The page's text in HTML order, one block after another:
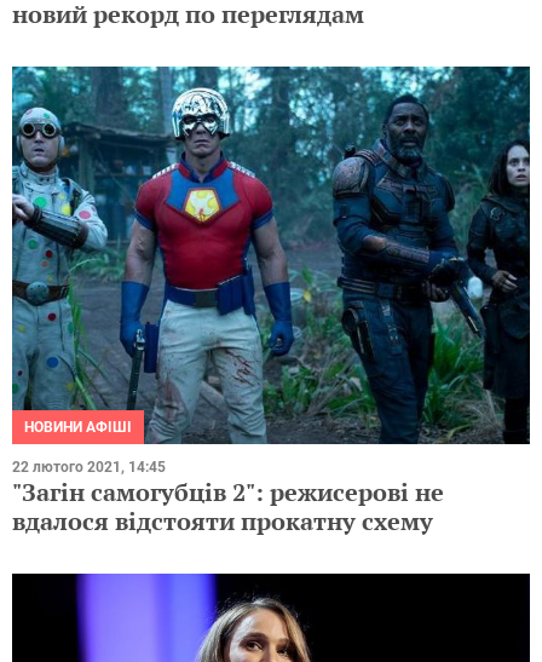
новий рекорд по переглядам
НОВИНИ АФІШІ
22 лютого 2021, 14:45
"Загін самогубців 2": режисерові не
вдалося відстояти прокатну схему